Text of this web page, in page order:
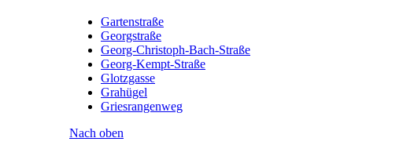
Gartenstraße
Georgstraße
Georg-Christoph-Bach-Straße
Georg-Kempt-Straße
Glotzgasse
Grahügel
Griesrangenweg
Nach oben